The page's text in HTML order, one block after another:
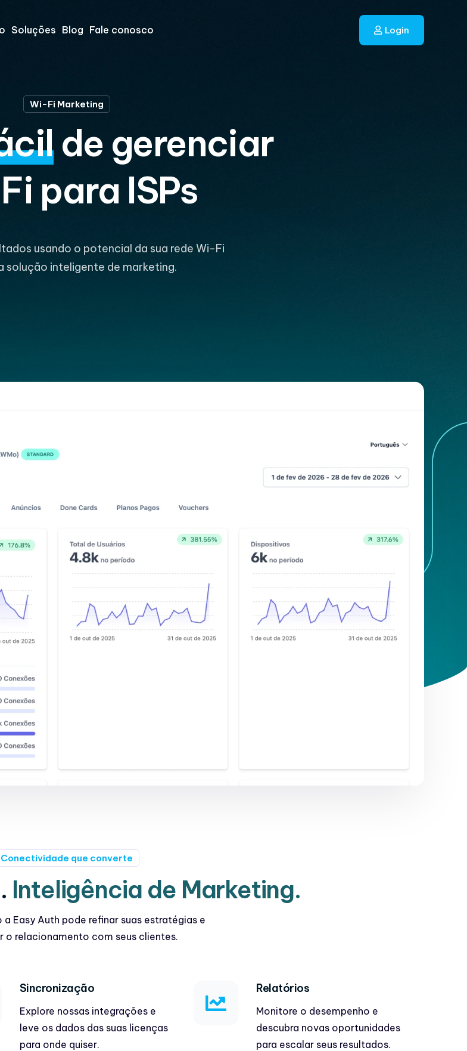
Soluções Blog Fale conosco Login
Wi-Fi Marketing
de gerenciar
para hotéis
usando o potencial da sua rede Wi-Fi
solução inteligente de marketing.
Conectividade que converte
Inteligência de Marketing.
a Easy Auth pode refinar suas estratégias e
o relacionamento com seus clientes.
Sincronização
Explore nossas integrações e
leve os dados das suas licenças
para onde quiser.
Relatórios
Monitore o desempenho e
descubra novas oportunidades
para escalar seus resultados.